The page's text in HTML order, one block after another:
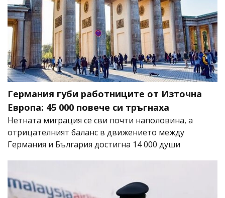
Германия губи работниците от Източна
Европа: 45 000 повече си тръгнаха
Нетната миграция се сви почти наполовина, а
отрицателният баланс в движението между
Германия и България достигна 14 000 души